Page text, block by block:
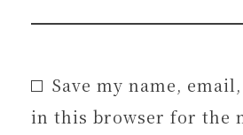
Save my name,
in this browser for the